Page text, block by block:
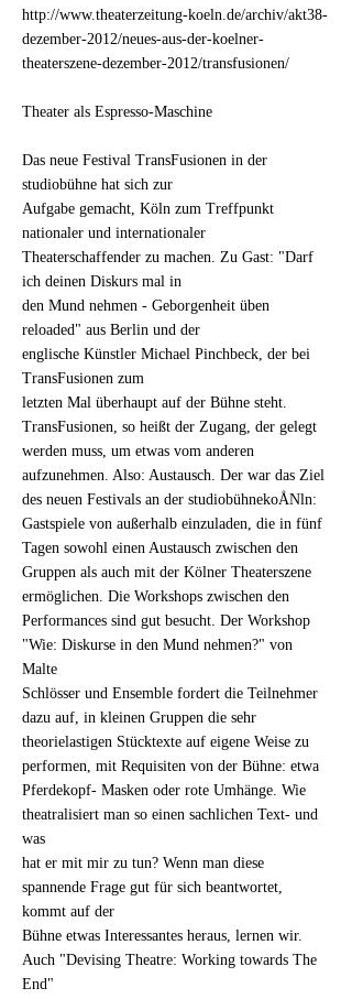
http://www.theaterzeitung-koeln.de/archiv/akt38-
dezember-2012/neues-aus-der-koelner-
theaterszene-dezember-2012/transfusionen/
Theater als Espresso-Maschine
Das neue Festival TransFusionen in der
studiobühne hat sich zur
Aufgabe gemacht, Köln zum Treffpunkt
nationaler und internationaler
Theaterschaffender zu machen. Zu Gast: "Darf
ich deinen Diskurs mal in
den Mund nehmen - Geborgenheit üben
reloaded" aus Berlin und der
englische Künstler Michael Pinchbeck, der bei
TransFusionen zum
letzten Mal überhaupt auf der Bühne steht.
TransFusionen, so heißt der Zugang, der gelegt
werden muss, um etwas vom anderen
aufzunehmen. Also: Austausch. Der war das Ziel
des neuen Festivals an der studiobühnekoÅNln:
Gastspiele von außerhalb einzuladen, die in fünf
Tagen sowohl einen Austausch zwischen den
Gruppen als auch mit der Kölner Theaterszene
ermöglichen. Die Workshops zwischen den
Performances sind gut besucht. Der Workshop
"Wie: Diskurse in den Mund nehmen?" von
Malte
Schlösser und Ensemble fordert die Teilnehmer
dazu auf, in kleinen Gruppen die sehr
theorielastigen Stücktexte auf eigene Weise zu
performen, mit Requisiten von der Bühne: etwa
Pferdekopf- Masken oder rote Umhänge. Wie
theatralisiert man so einen sachlichen Text- und
was
hat er mit mir zu tun? Wenn man diese
spannende Frage gut für sich beantwortet,
kommt auf der
Bühne etwas Interessantes heraus, lernen wir.
Auch "Devising Theatre: Working towards The
End"